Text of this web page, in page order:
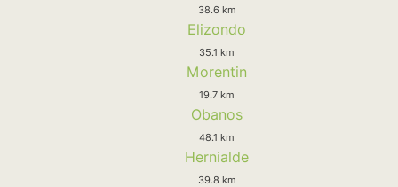
38.6 km
Elizondo
35.1 km
Morentin
19.7 km
Obanos
48.1 km
Hernialde
39.8 km